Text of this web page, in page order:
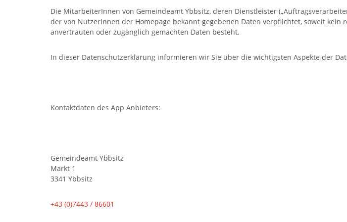
Die MitarbeiterInnen von Gemeindeamt Ybbsitz, deren Dienstleister
der von NutzerInnen der Homepage bekannt gegebenen Daten verpflichtet, soweit
anvertrauten oder zugänglich gemachten Daten besteht.
In dieser Datenschutzerklärung informieren wir Sie über die wichtigsten Aspekte der
Kontaktdaten des App Anbieters:
Gemeindeamt Ybbsitz
Markt 1
3341 Ybbsitz
+43 (0)7443 / 86601